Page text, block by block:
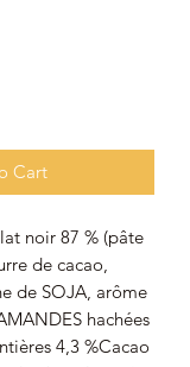
Cart
noir 87 % (pâte
de cacao,
de SOJA, arôme
hachées
4,3 %Cacao